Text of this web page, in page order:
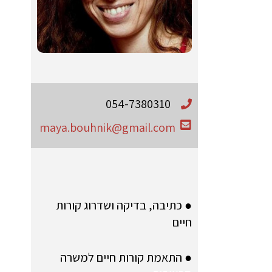
054-7380310
maya.bouhnik@gmail.com
● כתיבה, בדיקה ושדרוג קורות
חיים
● התאמת קורות חיים למשרה